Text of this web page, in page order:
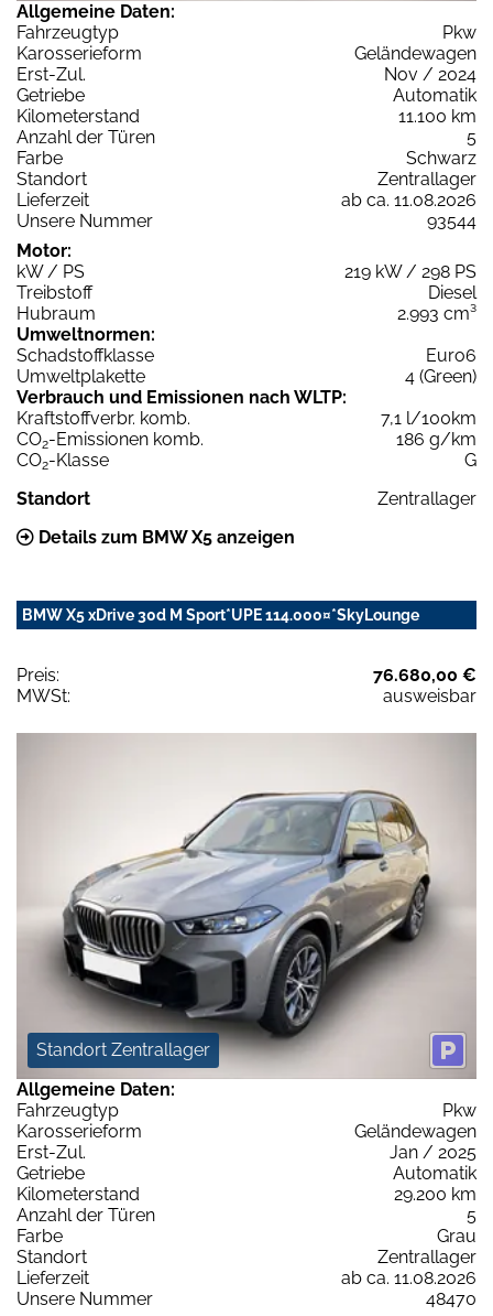
Allgemeine Daten:
Fahrzeugtyp
Pkw
Karosserieform
Geländewagen
Erst-Zul.
Nov / 2024
Getriebe
Automatik
Kilometerstand
11.100 km
Anzahl der Türen
5
Farbe
Schwarz
Standort
Zentrallager
Lieferzeit
ab ca. 11.08.2026
Unsere Nummer
93544
Motor:
kW / PS
219 kW / 298 PS
Treibstoff
Diesel
Hubraum
2.993 cm³
Umweltnormen:
Schadstoffklasse
Euro6
Umweltplakette
4 (Green)
Verbrauch und Emissionen nach WLTP:
Kraftstoffverbr. komb.
7,1 l/100km
CO2-Emissionen komb.
186 g/km
CO2-Klasse
G
Standort
Zentrallager
Details zum BMW X5 anzeigen
BMW X5 xDrive 30d M Sport*UPE 114.000¤*SkyLounge
Preis:
76.680,00 €
MWSt:
ausweisbar
Standort Zentrallager
Allgemeine Daten:
Fahrzeugtyp
Pkw
Karosserieform
Geländewagen
Erst-Zul.
Jan / 2025
Getriebe
Automatik
Kilometerstand
29.200 km
Anzahl der Türen
5
Farbe
Grau
Standort
Zentrallager
Lieferzeit
ab ca. 11.08.2026
Unsere Nummer
48470